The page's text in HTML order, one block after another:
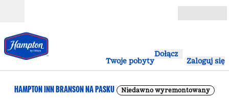
Twoje pobyty
Dołącz
Zaloguj się
HAMPTON INN BRANSON NA PASKU Niedawno wyremontowany